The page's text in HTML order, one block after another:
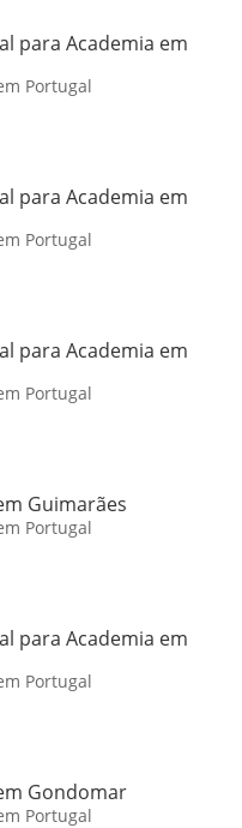
para Academia em
Portugal
para Academia em
Portugal
para Academia em
Portugal
Guimarães
Portugal
para Academia em
Portugal
Gondomar
Portugal